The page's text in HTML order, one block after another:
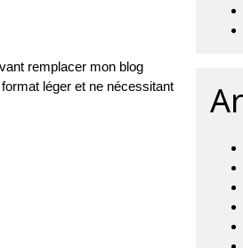
remplacer mon blog
léger et ne nécessitant